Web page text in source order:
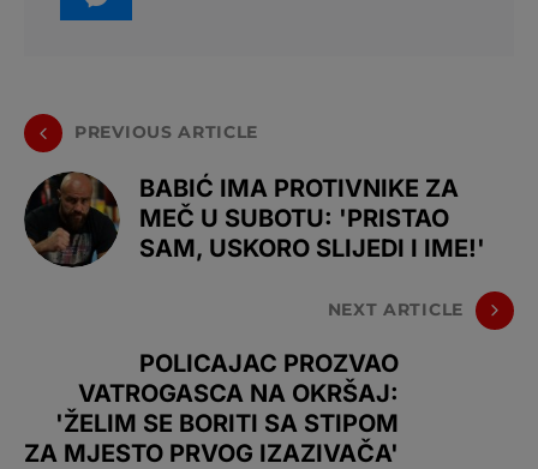
PREVIOUS ARTICLE
BABIĆ IMA PROTIVNIKE ZA
MEČ U SUBOTU: 'PRISTAO
SAM, USKORO SLIJEDI I IME!'
NEXT ARTICLE
POLICAJAC PROZVAO
VATROGASCA NA OKRŠAJ:
'ŽELIM SE BORITI SA STIPOM
ZA MJESTO PRVOG IZAZIVAČA'